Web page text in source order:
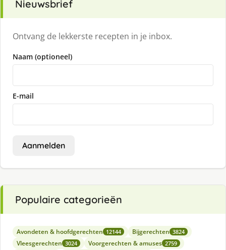
Nieuwsbrief
Ontvang de lekkerste recepten in je inbox.
Naam (optioneel)
E-mail
Aanmelden
Populaire categorieën
Avondeten & hoofdgerechten 12144 Bijgerechten 3824
Vleesgerechten 3024 Voorgerechten & amuses 2759